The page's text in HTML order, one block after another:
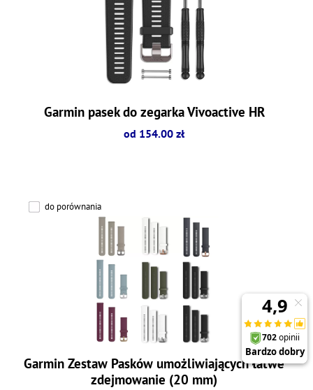
Garmin pasek do zegarka Vivoactive HR
od 154.00 zł
do porównania
Garmin Zestaw Pasków umożliwiających łatwe
zdejmowanie (20 mm)